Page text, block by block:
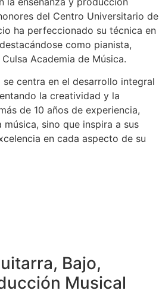
del Centro Universitario de
ha perfeccionado su técnica en
como pianista,
Academia de Música.
centra en el desarrollo integral
la creatividad y la
de 10 años de experiencia,
sino que inspira a sus
en cada aspecto de su
Bajo,
Musical